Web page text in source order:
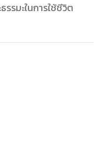
รมะในการใช้ชีวิต